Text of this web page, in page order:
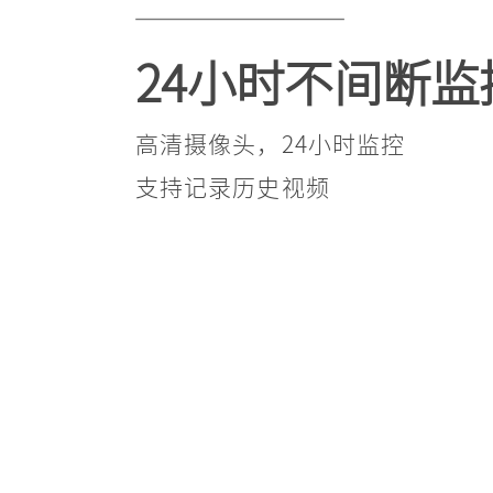
24小时不间断监
高清摄像头，24小时监控
支持记录历史视频